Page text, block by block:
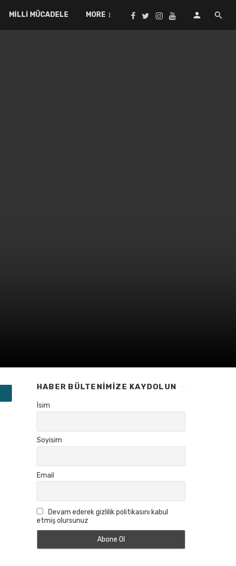
MILLI MÜCADELE MORE
HABER BÜLTENIMIZE KAYDOLUN
İsim
Soyisim
Email
Devam ederek gizlilik politikasını kabul
etmiş olursunuz